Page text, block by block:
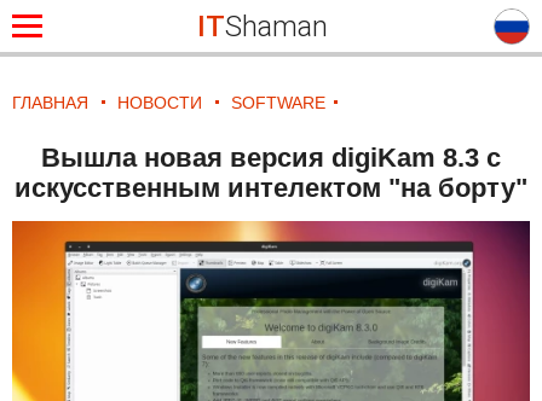
ITShaman
ГЛАВНАЯ НОВОСТИ SOFTWARE
Вышла новая версия digiKam 8.3 с
искусственным интелектом "на борту"